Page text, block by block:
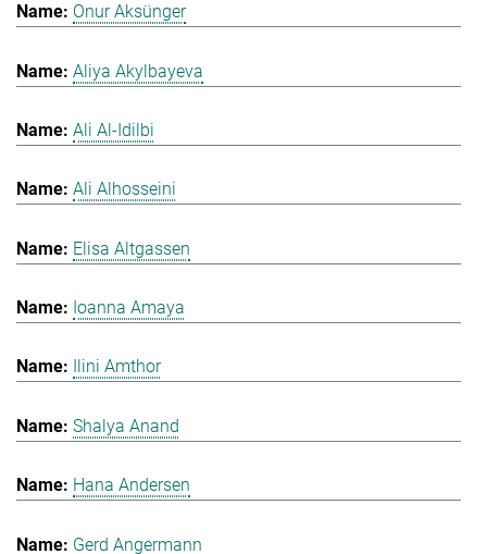
Onur Aksünger
Aliya Akylbayeva
Ali Al-Idilbi
Ali Alhosseini
Elisa Altgassen
Ioanna Amaya
Ilini Amthor
Shalya Anand
Hana Andersen
Gerd Angermann